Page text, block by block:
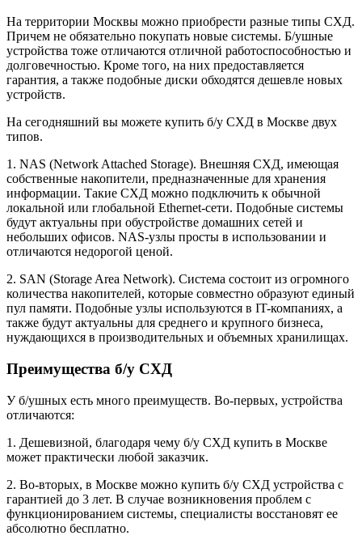
На территории Москвы можно приобрести разные типы СХД.
Причем не обязательно покупать новые системы. Б/ушные
устройства тоже отличаются отличной работоспособностью и
долговечностью. Кроме того, на них предоставляется
гарантия, а также подобные диски обходятся дешевле новых
устройств.
На сегодняшний вы можете купить б/у СХД в Москве двух
типов.
1. NAS (Network Attached Storage). Внешняя СХД, имеющая
собственные накопители, предназначенные для хранения
информации. Такие СХД можно подключить к обычной
локальной или глобальной Ethernet-сети. Подобные системы
будут актуальны при обустройстве домашних сетей и
небольших офисов. NAS-узлы просты в использовании и
отличаются недорогой ценой.
2. SAN (Storage Area Network). Система состоит из огромного
количества накопителей, которые совместно образуют единый
пул памяти. Подобные узлы используются в IT-компаниях, а
также будут актуальны для среднего и крупного бизнеса,
нуждающихся в производительных и объемных хранилищах.
Преимущества б/у СХД
У б/ушных есть много преимуществ. Во-первых, устройства
отличаются:
1. Дешевизной, благодаря чему б/у СХД купить в Москве
может практически любой заказчик.
2. Во-вторых, в Москве можно купить б/у СХД устройства с
гарантией до 3 лет. В случае возникновения проблем с
функционированием системы, специалисты восстановят ее
абсолютно бесплатно.